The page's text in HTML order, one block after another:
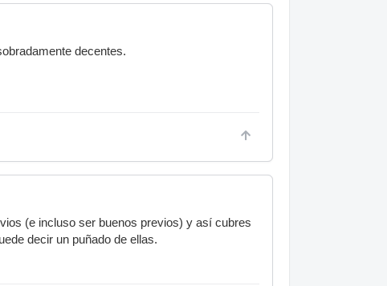
decentes.
(e incluso ser buenos previos) y así cubres
decir un puñado de ellas.